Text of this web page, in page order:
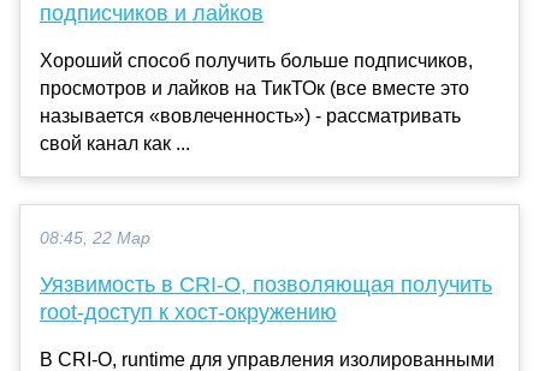
подписчиков и лайков
Хороший способ получить больше подписчиков,
просмотров и лайков на ТикТОк (все вместе это
называется «вовлеченность») - рассматривать
свой канал как ...
08:45, 22 Мар
Уязвимость в CRI-O, позволяющая получить
root-доступ к хост-окружению
В CRI-O, runtime для управления изолированными